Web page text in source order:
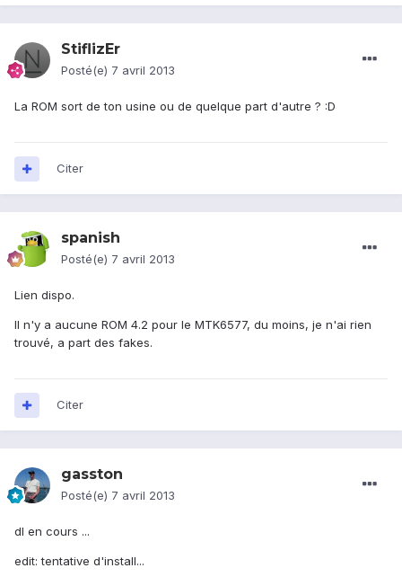
StiflizEr
Posté(e) 7 avril 2013
La ROM sort de ton usine ou de quelque part d'autre ? :D
Citer
spanish
Posté(e) 7 avril 2013
Lien dispo.
Il n'y a aucune ROM 4.2 pour le MTK6577, du moins, je n'ai rien
trouvé, a part des fakes.
Citer
gasston
Posté(e) 7 avril 2013
dl en cours ...
edit: tentative d'install...